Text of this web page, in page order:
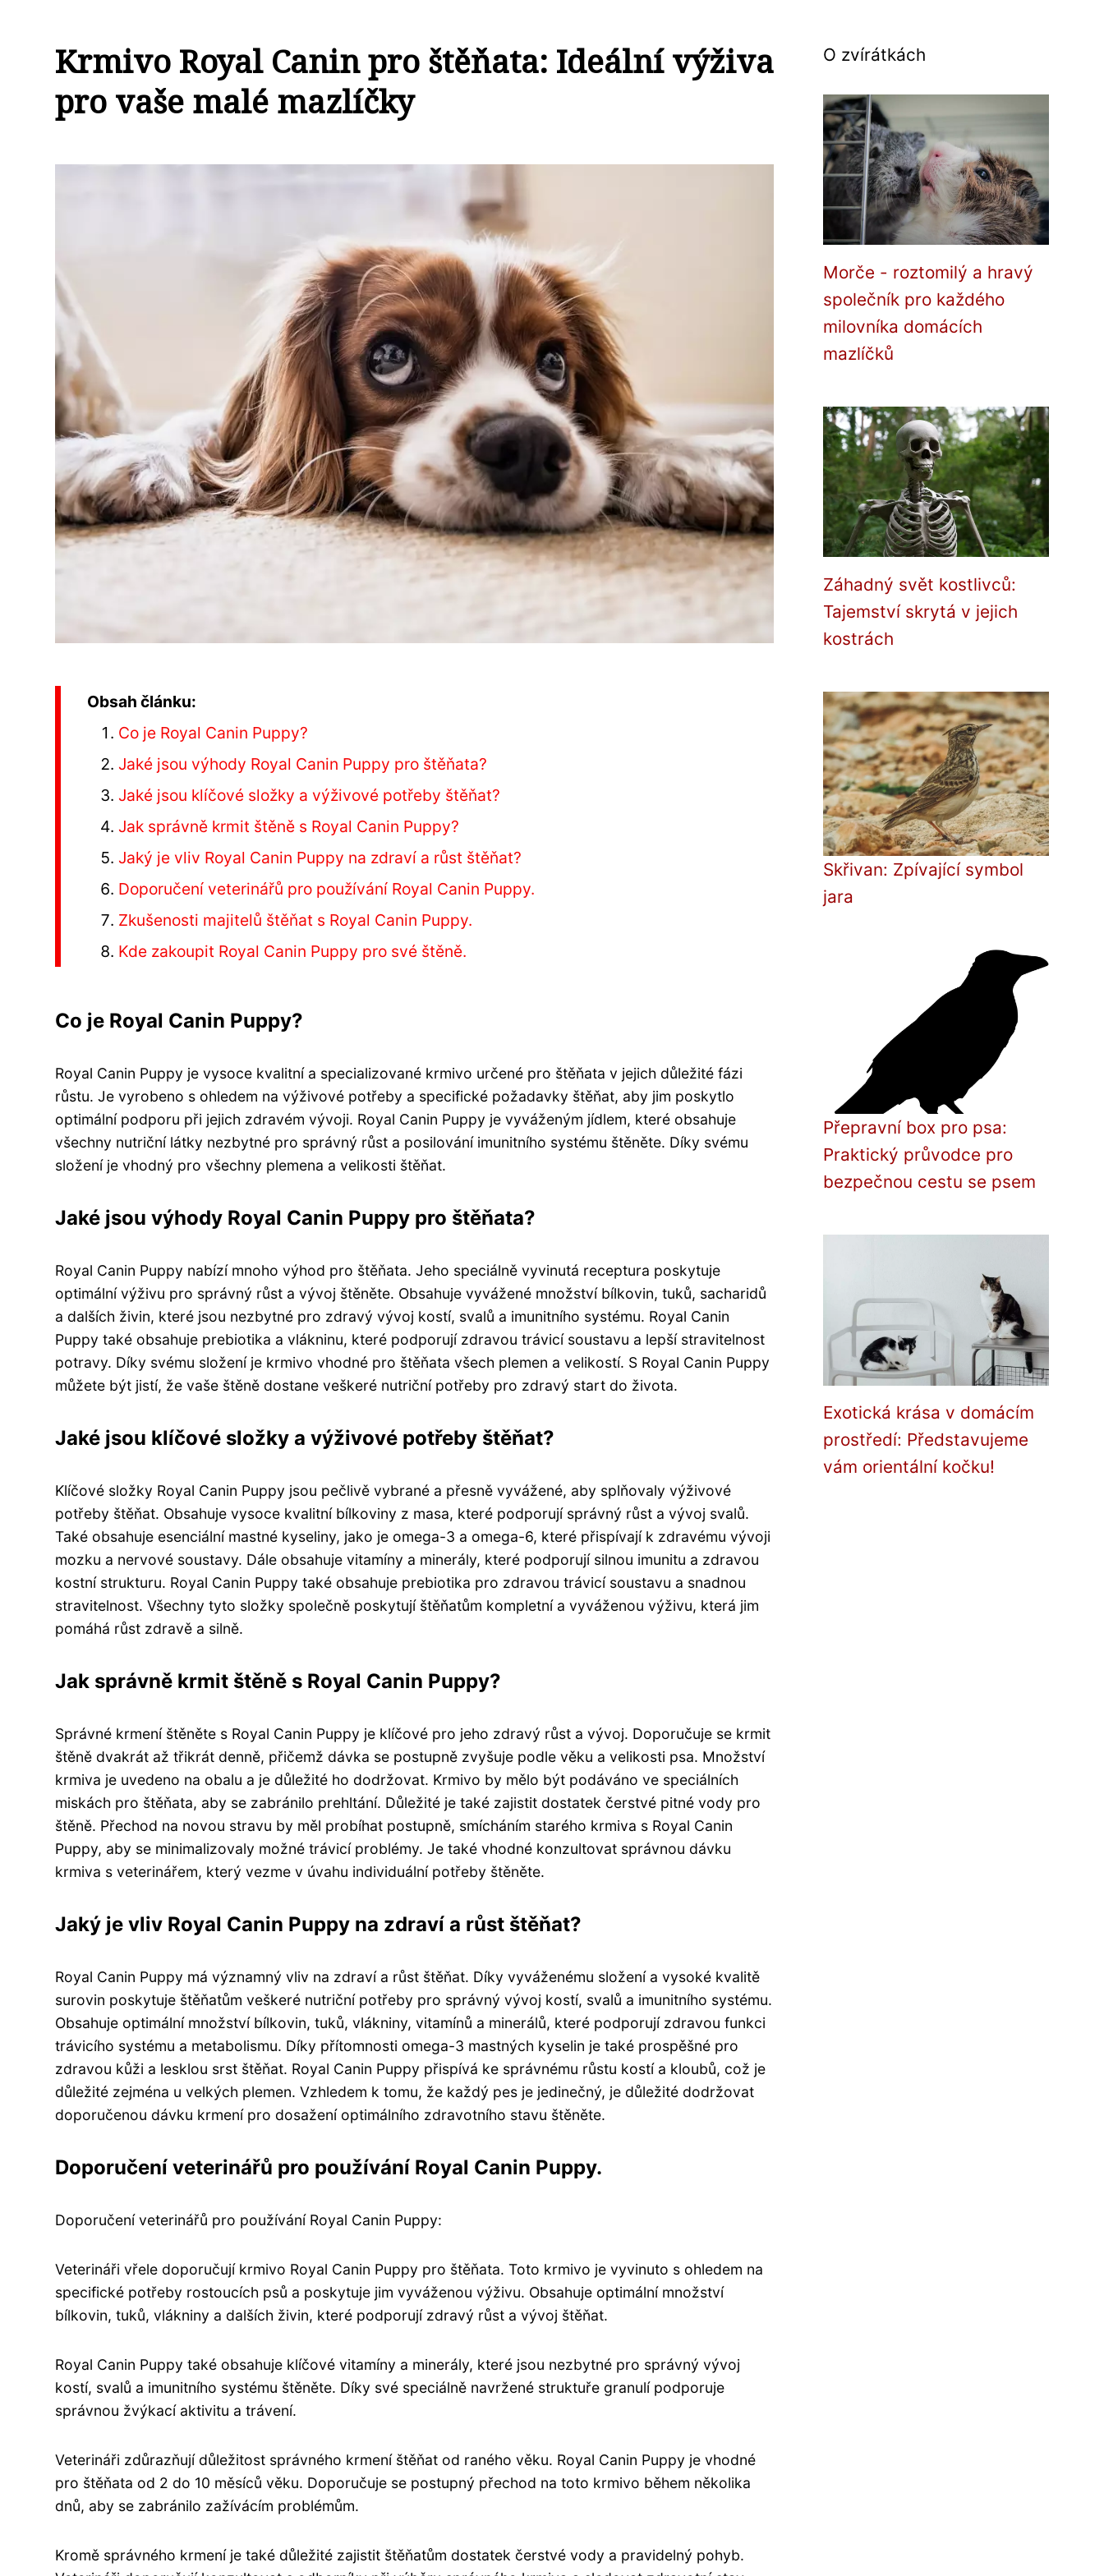
Krmivo Royal Canin pro štěňata: Ideální výživa
pro vaše malé mazlíčky
Obsah článku:
Co je Royal Canin Puppy?
Jaké jsou výhody Royal Canin Puppy pro štěňata?
Jaké jsou klíčové složky a výživové potřeby štěňat?
Jak správně krmit štěně s Royal Canin Puppy?
Jaký je vliv Royal Canin Puppy na zdraví a růst štěňat?
Doporučení veterinářů pro používání Royal Canin Puppy.
Zkušenosti majitelů štěňat s Royal Canin Puppy.
Kde zakoupit Royal Canin Puppy pro své štěně.
Co je Royal Canin Puppy?
Royal Canin Puppy je vysoce kvalitní a specializované krmivo určené pro štěňata v jejich důležité fázi
růstu. Je vyrobeno s ohledem na výživové potřeby a specifické požadavky štěňat, aby jim poskytlo
optimální podporu při jejich zdravém vývoji. Royal Canin Puppy je vyváženým jídlem, které obsahuje
všechny nutriční látky nezbytné pro správný růst a posilování imunitního systému štěněte. Díky svému
složení je vhodný pro všechny plemena a velikosti štěňat.
Jaké jsou výhody Royal Canin Puppy pro štěňata?
Royal Canin Puppy nabízí mnoho výhod pro štěňata. Jeho speciálně vyvinutá receptura poskytuje
optimální výživu pro správný růst a vývoj štěněte. Obsahuje vyvážené množství bílkovin, tuků, sacharidů
a dalších živin, které jsou nezbytné pro zdravý vývoj kostí, svalů a imunitního systému. Royal Canin
Puppy také obsahuje prebiotika a vlákninu, které podporují zdravou trávicí soustavu a lepší stravitelnost
potravy. Díky svému složení je krmivo vhodné pro štěňata všech plemen a velikostí. S Royal Canin Puppy
můžete být jistí, že vaše štěně dostane veškeré nutriční potřeby pro zdravý start do života.
Jaké jsou klíčové složky a výživové potřeby štěňat?
Klíčové složky Royal Canin Puppy jsou pečlivě vybrané a přesně vyvážené, aby splňovaly výživové
potřeby štěňat. Obsahuje vysoce kvalitní bílkoviny z masa, které podporují správný růst a vývoj svalů.
Také obsahuje esenciální mastné kyseliny, jako je omega-3 a omega-6, které přispívají k zdravému vývoji
mozku a nervové soustavy. Dále obsahuje vitamíny a minerály, které podporují silnou imunitu a zdravou
kostní strukturu. Royal Canin Puppy také obsahuje prebiotika pro zdravou trávicí soustavu a snadnou
stravitelnost. Všechny tyto složky společně poskytují štěňatům kompletní a vyváženou výživu, která jim
pomáhá růst zdravě a silně.
Jak správně krmit štěně s Royal Canin Puppy?
Správné krmení štěněte s Royal Canin Puppy je klíčové pro jeho zdravý růst a vývoj. Doporučuje se krmit
štěně dvakrát až třikrát denně, přičemž dávka se postupně zvyšuje podle věku a velikosti psa. Množství
krmiva je uvedeno na obalu a je důležité ho dodržovat. Krmivo by mělo být podáváno ve speciálních
miskách pro štěňata, aby se zabránilo prehltání. Důležité je také zajistit dostatek čerstvé pitné vody pro
štěně. Přechod na novou stravu by měl probíhat postupně, smícháním starého krmiva s Royal Canin
Puppy, aby se minimalizovaly možné trávicí problémy. Je také vhodné konzultovat správnou dávku
krmiva s veterinářem, který vezme v úvahu individuální potřeby štěněte.
Jaký je vliv Royal Canin Puppy na zdraví a růst štěňat?
Royal Canin Puppy má významný vliv na zdraví a růst štěňat. Díky vyváženému složení a vysoké kvalitě
surovin poskytuje štěňatům veškeré nutriční potřeby pro správný vývoj kostí, svalů a imunitního systému.
Obsahuje optimální množství bílkovin, tuků, vlákniny, vitamínů a minerálů, které podporují zdravou funkci
trávicího systému a metabolismu. Díky přítomnosti omega-3 mastných kyselin je také prospěšné pro
zdravou kůži a lesklou srst štěňat. Royal Canin Puppy přispívá ke správnému růstu kostí a kloubů, což je
důležité zejména u velkých plemen. Vzhledem k tomu, že každý pes je jedinečný, je důležité dodržovat
doporučenou dávku krmení pro dosažení optimálního zdravotního stavu štěněte.
Doporučení veterinářů pro používání Royal Canin Puppy.
Doporučení veterinářů pro používání Royal Canin Puppy:
Veterináři vřele doporučují krmivo Royal Canin Puppy pro štěňata. Toto krmivo je vyvinuto s ohledem na
specifické potřeby rostoucích psů a poskytuje jim vyváženou výživu. Obsahuje optimální množství
bílkovin, tuků, vlákniny a dalších živin, které podporují zdravý růst a vývoj štěňat.
Royal Canin Puppy také obsahuje klíčové vitamíny a minerály, které jsou nezbytné pro správný vývoj
kostí, svalů a imunitního systému štěněte. Díky své speciálně navržené struktuře granulí podporuje
správnou žvýkací aktivitu a trávení.
Veterináři zdůrazňují důležitost správného krmení štěňat od raného věku. Royal Canin Puppy je vhodné
pro štěňata od 2 do 10 měsíců věku. Doporučuje se postupný přechod na toto krmivo během několika
dnů, aby se zabránilo zažívácím problémům.
Kromě správného krmení je také důležité zajistit štěňatům dostatek čerstvé vody a pravidelný pohyb.
O zvírátkách
Morče - roztomilý a hravý
společník pro každého
milovníka domácích
mazlíčků
Záhadný svět kostlivců:
Tajemství skrytá v jejich
kostrách
Skřivan: Zpívající symbol
jara
Přepravní box pro psa:
Praktický průvodce pro
bezpečnou cestu se psem
Exotická krása v domácím
prostředí: Představujeme
vám orientální kočku!